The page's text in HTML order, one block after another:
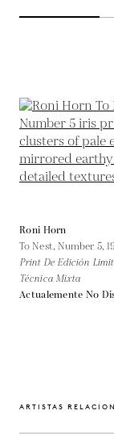
Roni Horn
To Nest, Number 5,
Print De Edición
Técnica Mixta
Actualemente No
ARTISTAS